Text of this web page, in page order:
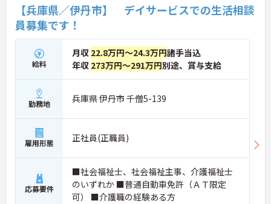
【兵庫県／伊丹市】 デイサービスでの生活相談
員募集です！
給料
月収 22.8万円～24.3万円諸手当込
年収 273万円～291万円別途、賞与支給
勤務地 兵庫県 伊丹市 千僧5-139
雇用形態 正社員(正職員)
応募要件
■社会福祉士、社会福祉主事、介護福祉士
のいずれか ■普通自動車免許（ＡＴ限定
可） ■介護職の経験ある方